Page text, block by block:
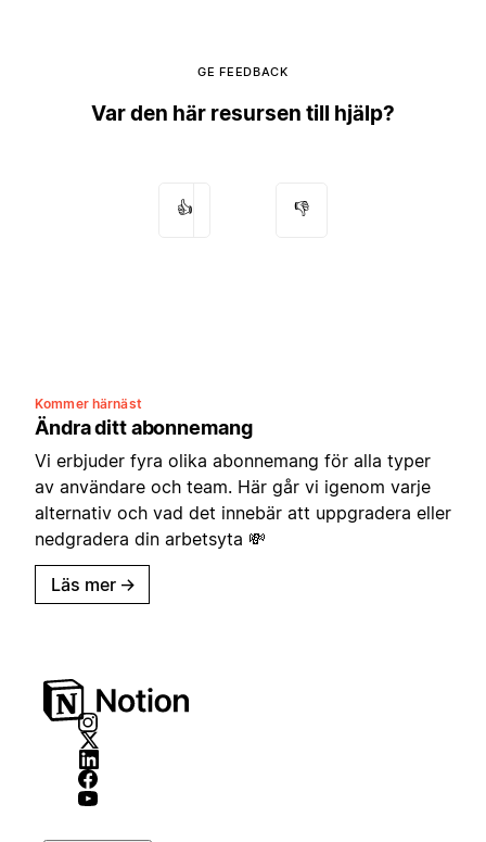
GE FEEDBACK
Var den här resursen till hjälp?
👍 👎
Kommer härnäst
Ändra ditt abonnemang
Vi erbjuder fyra olika abonnemang för alla typer
av användare och team. Här går vi igenom varje
alternativ och vad det innebär att uppgradera eller
nedgradera din arbetsyta 💸
Läs mer →